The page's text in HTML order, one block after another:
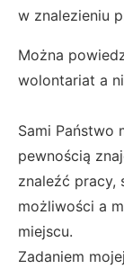
w znalezieniu
Można
wolontariat a
Sami Państwo
pewnością
znaleźć pracy,
możliwości a
miejscu.
Zadaniem